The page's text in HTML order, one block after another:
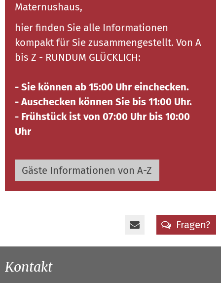
Maternushaus,
hier finden Sie alle Informationen
kompakt für Sie zusammengestellt. Von A
bis Z - RUNDUM GLÜCKLICH:
- Sie können ab 15:00 Uhr einchecken.
- Auschecken können Sie bis 11:00 Uhr.
- Frühstück ist von 07:00 Uhr bis 10:00
Uhr
Gäste Informationen von A-Z
Fragen?
Kontakt